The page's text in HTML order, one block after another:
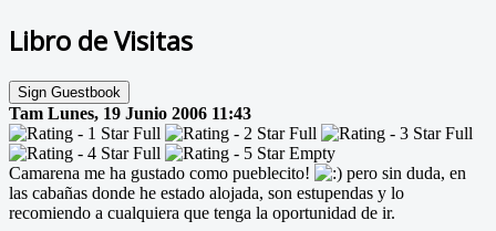
Libro de Visitas
Sign Guestbook
Tam Lunes, 19 Junio 2006 11:43
Camarena me ha gustado como pueblecito!
pero sin duda, en
las cabañas donde he estado alojada, son estupendas y lo
recomiendo a cualquiera que tenga la oportunidad de ir.